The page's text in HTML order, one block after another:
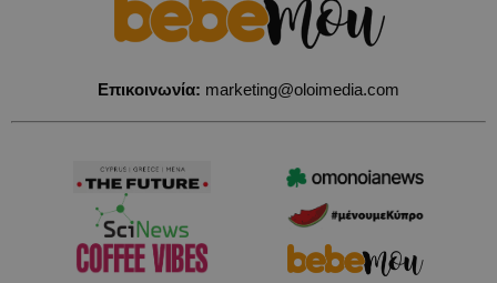
Επικοινωνία: marketing@oloimedia.com